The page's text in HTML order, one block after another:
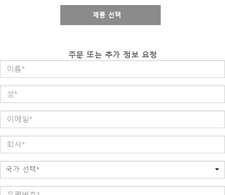
제품 선택
주문 또는 추가 정보 요청
국가 선택*